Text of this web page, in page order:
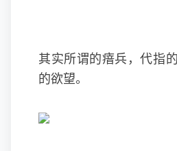
其实所谓的瘖兵，代指
的欲望。